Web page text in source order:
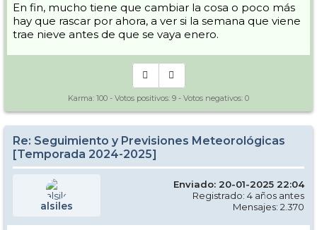
En fin, mucho tiene que cambiar la cosa o poco más
hay que rascar por ahora, a ver si la semana que viene
trae nieve antes de que se vaya enero.
Karma: 100 - Votos positivos: 9 - Votos negativos: 0
Re: Seguimiento y Previsiones Meteorológicas
[Temporada 2024-2025]
alsiles
Enviado: 20-01-2025 22:04
Registrado: 4 años antes
Mensajes: 2.370